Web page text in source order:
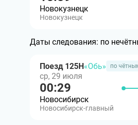
Новокузнецк
Новокузнецк
Даты следования: по
Поезд 125Н«Обь» по
ср, 29 июля
00:29
Новосибирск
Новосибирск-главный